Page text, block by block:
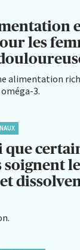
les
alimentation
3.
que
soignent